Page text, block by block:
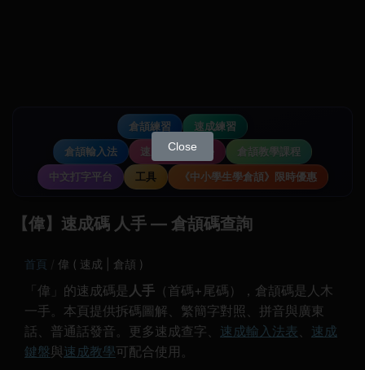
倉頡練習
速成練習
倉頡輸入法
速成輸入法教學
倉頡教學課程
中文打字平台
工具 《中小學生學倉頡》限時優惠
【偉】速成碼 人手 — 倉頡碼查詢
首頁 偉 ( 速成 | 倉頡 )
「偉」的速成碼是 人手 （首碼+尾碼），倉頡碼是人木
一手。本頁提供拆碼圖解、繁簡字對照、拼音與廣東
話、普通話發音。更多速成查字、 速成輸入法表、 速成
鍵盤與速成教學可配合使用。
Close